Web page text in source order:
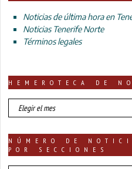
Noticias de última hora en
Noticias Tenerife Norte
Términos legales
HEMEROTECA DE
HEMEROTECA
DE
NÚMERO DE
POR SECCIONES